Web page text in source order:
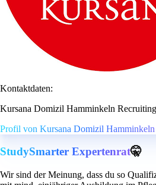
Kontaktdaten:
Kursana Domizil Hamminkeln
Profil von Kursana Domizil Hamminkeln
StudySmarter Expertenrat🤫
Wir sind der Meinung, dass du so